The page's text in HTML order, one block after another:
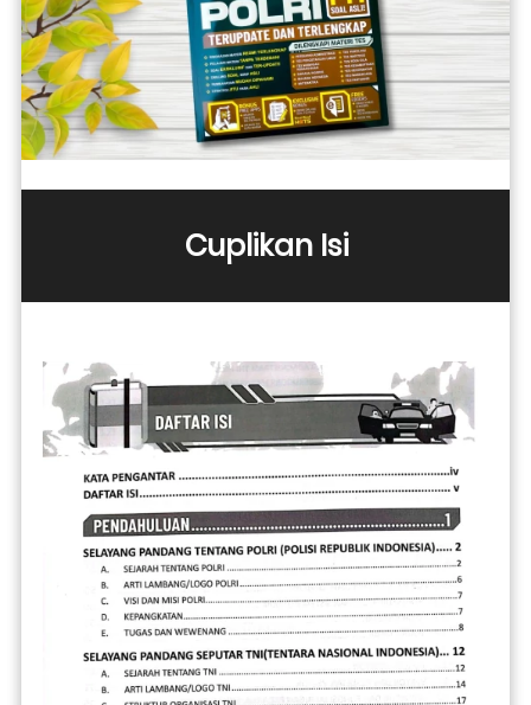
Cuplikan Isi